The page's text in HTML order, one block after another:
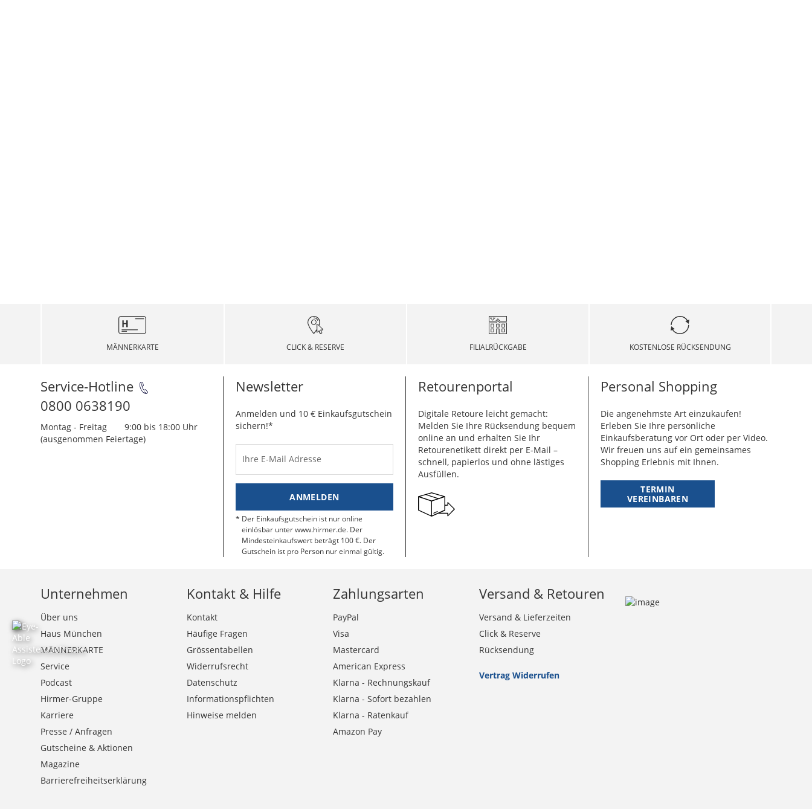
MÄNNERKARTE CLICK & RESERVE FILIALRÜCKGABE KOSTENLOSE RÜCKSENDUNG
Service-Hotline
0800 0638190
Montag - Freitag
9:00 bis 18:00 Uhr
(ausgenommen Feiertage)
Newsletter
Anmelden und 10 € Einkaufsgutschein
sichern!*
Ihre E-Mail Adresse
ANMELDEN
Der Einkaufsgutschein ist nur online
einlösbar unter www.hirmer.de. Der
Mindesteinkaufswert beträgt 100 €. Der
Gutschein ist pro Person nur einmal gültig.
Retourenportal
Digitale Retoure leicht gemacht:
Melden Sie Ihre Rücksendung bequem
online an und erhalten Sie Ihr
Retourenetikett direkt per E-Mail –
schnell, papierlos und ohne lästiges
Ausfüllen.
Personal Shopping
Die angenehmste Art einzukaufen!
Erleben Sie Ihre persönliche
Einkaufsberatung vor Ort oder per Video.
Wir freuen uns auf ein gemeinsames
Shopping Erlebnis mit Ihnen.
TERMIN
VEREINBAREN
Unternehmen
Über uns
Haus München
MÄNNERKARTE
Service
Podcast
Hirmer-Gruppe
Karriere
Presse / Anfragen
Gutscheine & Aktionen
Magazine
Barrierefreiheitserklärung
Kontakt & Hilfe
Kontakt
Häufige Fragen
Grössentabellen
Widerrufsrecht
Datenschutz
Informationspflichten
Hinweise melden
Zahlungsarten
PayPal
Visa
Mastercard
American Express
Klarna - Rechnungskauf
Klarna - Sofort bezahlen
Klarna - Ratenkauf
Amazon Pay
Versand & Retouren
Versand & Lieferzeiten
Click & Reserve
Rücksendung
Vertrag Widerrufen